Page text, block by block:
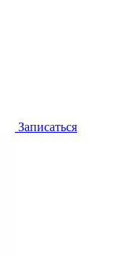
Записаться